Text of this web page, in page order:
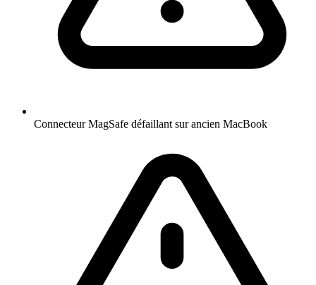
Connecteur MagSafe défaillant sur ancien MacBook